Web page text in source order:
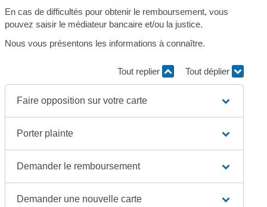
En cas de difficultés pour obtenir le remboursement, vous
pouvez saisir le médiateur bancaire et/ou la justice.
Nous vous présentons les informations à connaître.
Tout replier Tout déplier
Faire opposition sur votre carte
Porter plainte
Demander le remboursement
Demander une nouvelle carte